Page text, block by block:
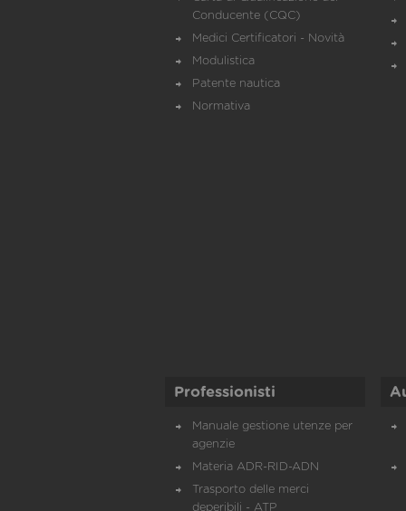
Conducente (CQC)
Medici Certificatori - Novità
Modulistica
Patente nautica
Normativa
Professionisti
Manuale gestione utenze per
agenzie
Materia ADR-RID-ADN
Trasporto delle merci
deperibili - ATP